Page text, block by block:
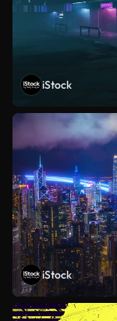
iStock
iStock